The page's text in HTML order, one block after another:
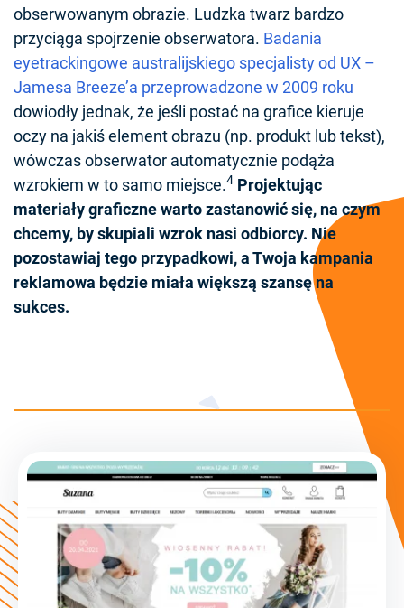
obserwowanym obrazie. Ludzka twarz bardzo
przyciąga spojrzenie obserwatora. Badania
eyetrackingowe australijskiego specjalisty od UX –
Jamesa Breeze’a przeprowadzone w 2009 roku
dowiodły jednak, że jeśli postać na grafice kieruje
oczy na jakiś element obrazu (np. produkt lub tekst),
wówczas obserwator automatycznie podąża
wzrokiem w to samo miejsce.4 Projektując
materiały graficzne warto zastanowić się, na czym
chcemy, by skupiali wzrok nasi odbiorcy. Nie
pozostawiaj tego przypadkowi, a Twoja kampania
reklamowa będzie miała większą szansę na
sukces.